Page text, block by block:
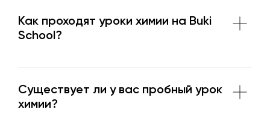
Как проходят уроки химии на Buki
School?
Существует ли у вас пробный урок
химии?